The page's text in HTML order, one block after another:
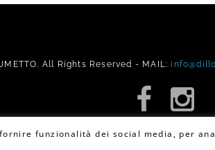
All Rights Reserved - MAIL:
funzionalità dei social media, per